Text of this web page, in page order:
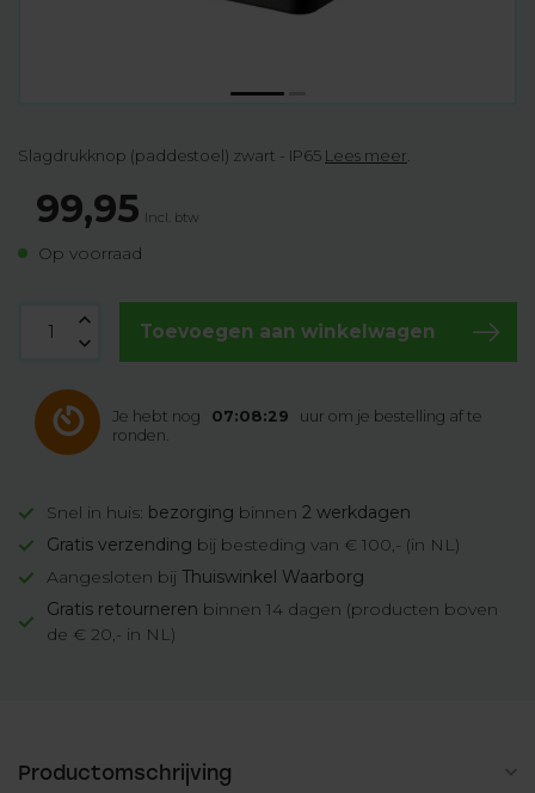
Slagdrukknop (paddestoel) zwart - IP65 Lees meer
99,95 Incl. btw
Op voorraad
Toevoegen aan winkelwagen
Je hebt nog 07:08:28
uur om je bestelling af te
ronden.
Snel in huis: bezorging binnen 2 werkdagen
Gratis verzending bij besteding van € 100,- (in NL)
Aangesloten bij Thuiswinkel Waarborg
Gratis retourneren binnen 14 dagen (producten boven
de € 20,- in NL)
Productomschrijving